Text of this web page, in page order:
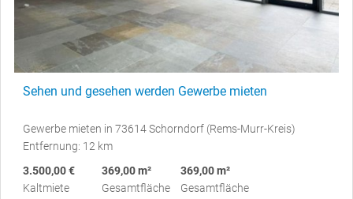
Sehen und gesehen werden Gewerbe mieten
Gewerbe mieten in 73614 Schorndorf (Rems-Murr-Kreis)
Entfernung: 12 km
3.500,00 €
Kaltmiete
369,00 m²
Gesamtfläche
369,00 m²
Gesamtfläche